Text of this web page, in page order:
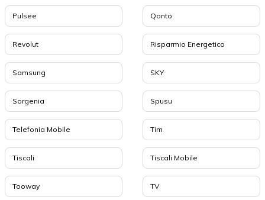
Pulsee Qonto
Revolut Risparmio Energetico
Samsung SKY
Sorgenia Spusu
Telefonia Mobile Tim
Tiscali Tiscali Mobile
Tooway TV